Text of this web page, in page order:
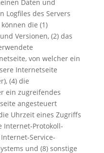
Daten und
Logfiles des Servers
die (1)
Versionen, (2) das
von welcher ein
Internetseite
(4) die
ein zugreifendes
angesteuert
Uhrzeit eines Zugriffs
Internet-Protokoll-
Service-
und (8) sonstige